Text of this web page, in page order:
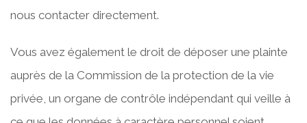
nous contacter directement.
Vous avez également le droit de déposer une plainte
auprès de la Commission de la protection de la vie
privée, un organe de contrôle indépendant qui veille à